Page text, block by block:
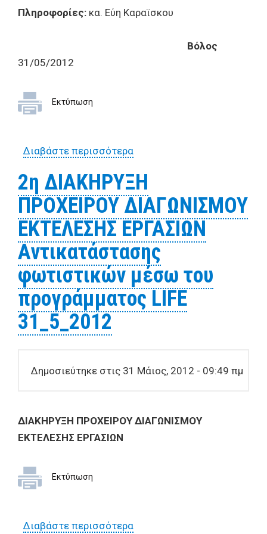
Πληροφορίες: κα. Εύη Καραϊσκου
Βόλος
31/05/2012
Εκτύπωση
Διαβάστε περισσότεραγια Έρευνα αγοράς για
31_5_2012
2η ΔΙΑΚΗΡΥΞΗ
ΠΡΟΧΕΙΡΟΥ ΔIAΓΩNIΣMOY
ΕΚΤΕΛΕΣΗΣ ΕΡΓΑΣΙΩΝ
Αντικατάστασης
φωτιστικών μέσω του
προγράμματος LIFE
31_5_2012
Δημοσιεύτηκε στις 31 Μάιος, 2012 - 09:49 πμ
ΔΙΑΚΗΡΥΞΗ ΠΡΟΧΕΙΡΟΥ ΔIAΓΩNIΣMOY
ΕΚΤΕΛΕΣΗΣ ΕΡΓΑΣΙΩΝ
Εκτύπωση
Διαβάστε περισσότεραγια 2η ΔΙΑΚΗΡΥΞΗ